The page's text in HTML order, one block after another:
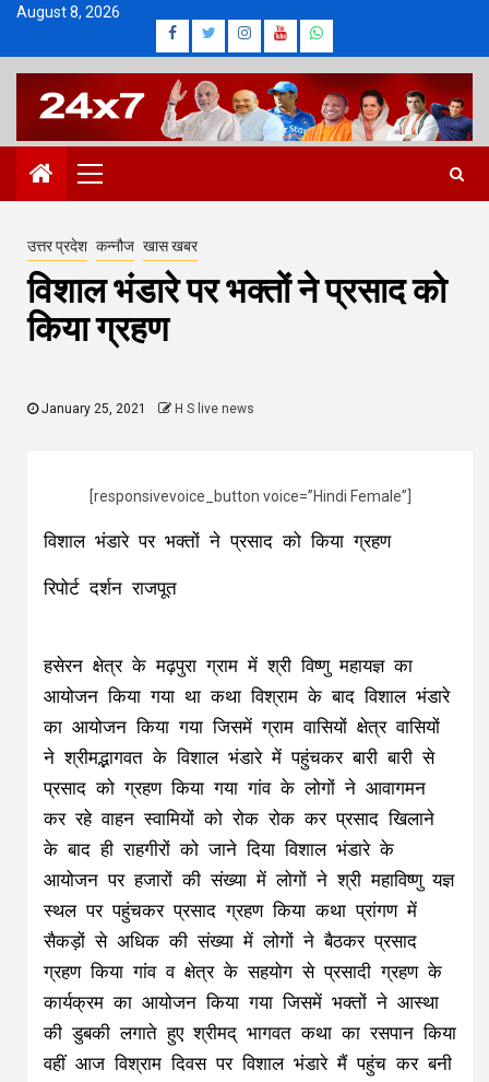
Skip
content
August 8, 2026
Facebook
Twitter
Instagram
Youtube
Whatsapp
Primary
Menu
उत्तर प्रदेश कन्नौज खास खबर
विशाल भंडारे पर भक्तों ने प्रसाद को
किया ग्रहण
January 25, 2021 H S live news
[responsivevoice_button voice=”Hindi Female”]
विशाल भंडारे पर भक्तों ने प्रसाद को किया ग्रहण
रिपोर्ट दर्शन राजपूत
हसेरन क्षेत्र के मढ़पुरा ग्राम में श्री विष्णु महायज्ञ का
आयोजन किया गया था कथा विश्राम के बाद विशाल भंडारे
का आयोजन किया गया जिसमें ग्राम वासियों क्षेत्र वासियों
ने श्रीमद्भागवत के विशाल भंडारे में पहुंचकर बारी बारी से
प्रसाद को ग्रहण किया गया गांव के लोगों ने आवागमन
कर रहे वाहन स्वामियों को रोक रोक कर प्रसाद खिलाने
के बाद ही राहगीरों को जाने दिया विशाल भंडारे के
आयोजन पर हजारों की संख्या में लोगों ने श्री महाविष्णु यज्ञ
स्थल पर पहुंचकर प्रसाद ग्रहण किया कथा प्रांगण में
सैकड़ों से अधिक की संख्या में लोगों ने बैठकर प्रसाद
ग्रहण किया गांव व क्षेत्र के सहयोग से प्रसादी ग्रहण के
कार्यक्रम का आयोजन किया गया जिसमें भक्तों ने आस्था
की डुबकी लगाते हुए श्रीमद् भागवत कथा का रसपान किया
वहीं आज विश्राम दिवस पर विशाल भंडारे मैं पहुंच कर बनी